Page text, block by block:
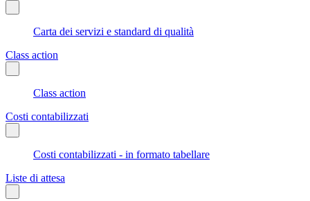
Carta dei servizi e standard di qualità
Class action
Class action
Costi contabilizzati
Costi contabilizzati - in formato tabellare
Liste di attesa